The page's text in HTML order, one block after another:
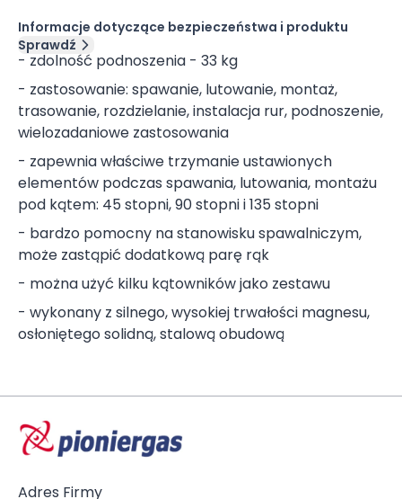
- zdolność podnoszenia - 33 kg
- zastosowanie: spawanie, lutowanie, montaż,
trasowanie, rozdzielanie, instalacja rur, podnoszenie,
wielozadaniowe zastosowania
- zapewnia właściwe trzymanie ustawionych
elementów podczas spawania, lutowania, montażu
pod kątem: 45 stopni, 90 stopni i 135 stopni
- bardzo pomocny na stanowisku spawalniczym,
może zastąpić dodatkową parę rąk
- można użyć kilku kątowników jako zestawu
- wykonany z silnego, wysokiej trwałości magnesu,
osłoniętego solidną, stalową obudową
Informacje dotyczące bezpieczeństwa i produktu
Sprawdź
Adres Firmy